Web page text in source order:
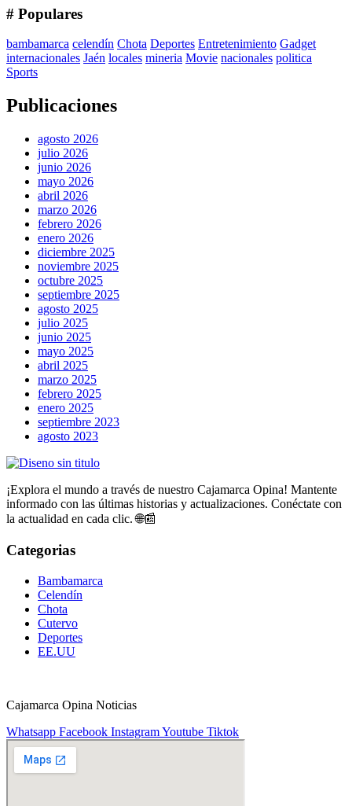
# Populares
bambamarca celendín Chota Deportes Entretenimiento Gadget
internacionales Jaén locales mineria Movie nacionales politica
Sports
Publicaciones
agosto 2026
julio 2026
junio 2026
mayo 2026
abril 2026
marzo 2026
febrero 2026
enero 2026
diciembre 2025
noviembre 2025
octubre 2025
septiembre 2025
agosto 2025
julio 2025
junio 2025
mayo 2025
abril 2025
marzo 2025
febrero 2025
enero 2025
septiembre 2023
agosto 2023
¡Explora el mundo a través de nuestro Cajamarca Opina! Mantente
informado con las últimas historias y actualizaciones. Conéctate con
la actualidad en cada clic. 🌐📰
Categorias
Bambamarca
Celendín
Chota
Cutervo
Deportes
EE.UU
Cajamarca Opina Noticias
Whatsapp Facebook InstagramYoutube Tiktok